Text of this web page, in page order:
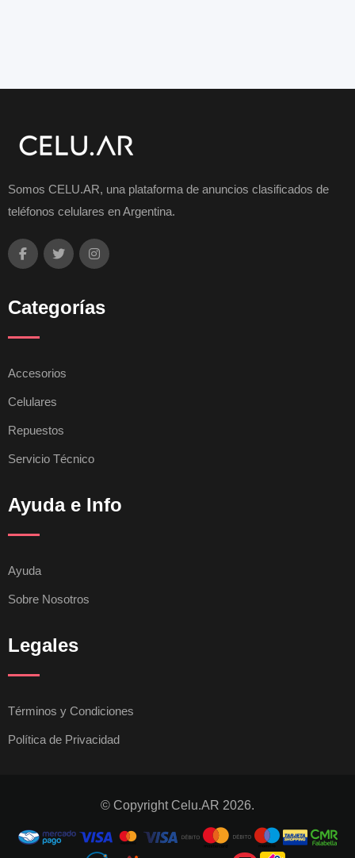
Somos CELU.AR, una plataforma de anuncios clasificados de
teléfonos celulares en Argentina.
Categorías
Accesorios
Celulares
Repuestos
Servicio Técnico
Ayuda e Info
Ayuda
Sobre Nosotros
Legales
Términos y Condiciones
Política de Privacidad
© Copyright Celu.AR 2026.